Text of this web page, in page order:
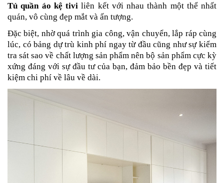
Tủ quần áo kệ tivi liên kết với nhau thành một thể nhất
quán, vô cùng đẹp mắt và ấn tượng.
Đặc biệt, nhờ quá trình gia công, vận chuyển, lắp ráp cùng
lúc, có bảng dự trù kinh phí ngay từ đầu cũng như sự kiểm
tra sát sao về chất lượng sản phẩm nên bộ sản phẩm cực kỳ
xứng đáng với sự đầu tư của bạn, đảm bảo bền đẹp và tiết
kiệm chi phí về lâu về dài.